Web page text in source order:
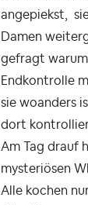
angepiekst,
Damen
gefragt
Endkontrolle
sie woanders
dort
Am Tag drauf
mysteriösen
Alle kochen